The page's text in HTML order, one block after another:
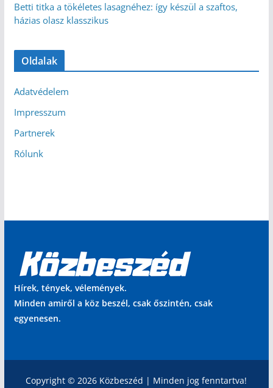
Betti titka a tökéletes lasagnéhez: így készül a szaftos,
házias olasz klasszikus
Oldalak
Adatvédelem
Impresszum
Partnerek
Rólunk
Hírek, tények, vélemények.
Minden amiről a köz beszél, csak őszintén, csak
egyenesen.
Copyright © 2026 Közbeszéd | Minden jog fenntartva!